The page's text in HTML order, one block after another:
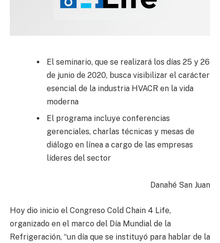
El seminario, que se realizará los días 25 y 26
de junio de 2020, busca visibilizar el carácter
esencial de la industria HVACR en la vida
moderna
El programa incluye conferencias
gerenciales, charlas técnicas y mesas de
diálogo en línea a cargo de las empresas
líderes del sector
Danahé San Juan
Hoy dio inicio el Congreso Cold Chain 4 Life,
organizado en el marco del Día Mundial de la
Refrigeración, “un día que se instituyó para hablar de la